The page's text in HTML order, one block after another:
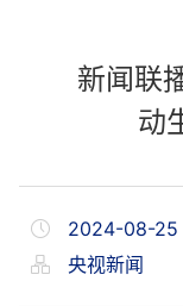
新闻联
动
2024-08-25
央视新闻